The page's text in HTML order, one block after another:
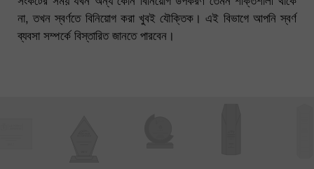
না, তখন স্বর্ণতে বিনিয়োগ করা খুবই যৌক্তিক। এই বিভাগে আপনি স্বর্ণ
ব্যবসা সম্পর্কে বিস্তারিত জানতে পারবেন।